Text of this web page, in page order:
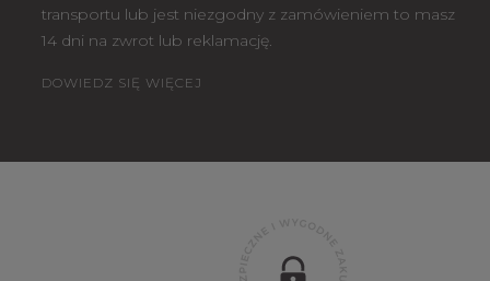
transportu lub jest niezgodny z zamówieniem to masz
14 dni na zwrot lub reklamację.
DOWIEDZ SIĘ WIĘCEJ